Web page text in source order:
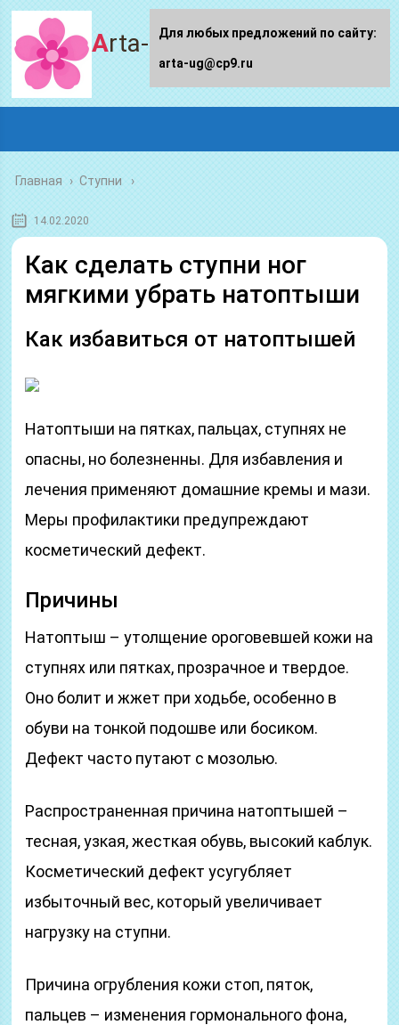
Arta-ug.ru
Главная › Ступни
14.02.2020
Как сделать ступни ног
мягкими убрать натоптыши
Как избавиться от натоптышей
Натоптыши на пятках, пальцах, ступнях не
опасны, но болезненны. Для избавления и
лечения применяют домашние кремы и мази.
Меры профилактики предупреждают
косметический дефект.
Причины
Натоптыш – утолщение ороговевшей кожи на
ступнях или пятках, прозрачное и твердое.
Оно болит и жжет при ходьбе, особенно в
обуви на тонкой подошве или босиком.
Дефект часто путают с мозолью.
Распространенная причина натоптышей –
тесная, узкая, жесткая обувь, высокий каблук.
Косметический дефект усугубляет
избыточный вес, который увеличивает
нагрузку на ступни.
Причина огрубления кожи стоп, пяток,
пальцев – изменения гормонального фона,
Для любых предложений по сайту:
arta-ug@cp9.ru